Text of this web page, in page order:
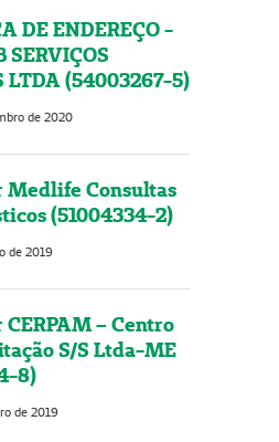
DE ENDEREÇO -
SERVIÇOS
LTDA (54003267-5)
de 2020
Medlife Consultas
(51004334-2)
de 2019
– Centro
S/S Ltda-ME
8)
de 2019